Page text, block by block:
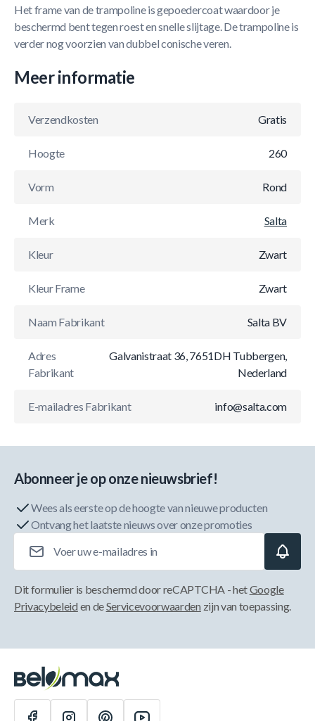
Het frame van de trampoline is gepoedercoat waardoor je
beschermd bent tegen roest en snelle slijtage. De trampoline is
verder nog voorzien van dubbel conische veren.
Meer informatie
Verzendkosten Gratis
Hoogte 260
Vorm Rond
Merk Salta
Kleur Zwart
Kleur Frame Zwart
Naam Fabrikant Salta BV
Adres
Fabrikant
Galvanistraat 36, 7651DH Tubbergen,
Nederland
E-mailadres Fabrikant info@salta.com
Abonneer je op onze nieuwsbrief!
Wees als eerste op de hoogte van nieuwe producten
Ontvang het laatste nieuws over onze promoties
Dit formulier is beschermd door reCAPTCHA - hetGoogle
Privacybeleid en deServicevoorwaarden zijn van toepassing.